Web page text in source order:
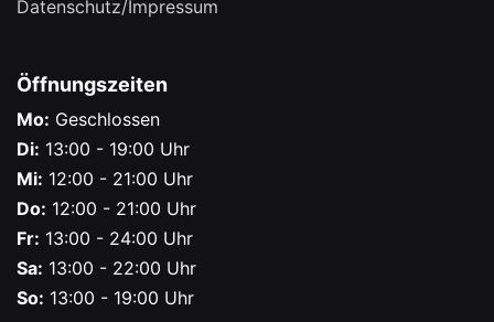
Datenschutz/Impressum
Öffnungszeiten
Mo: Geschlossen
Di: 13:00 - 19:00 Uhr
Mi: 12:00 - 21:00 Uhr
Do: 12:00 - 21:00 Uhr
Fr: 13:00 - 24:00 Uhr
Sa: 13:00 - 22:00 Uhr
So: 13:00 - 19:00 Uhr